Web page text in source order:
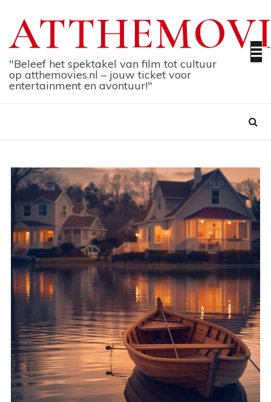
content
"Beleef het spektakel van film tot cultuur
op atthemovies.nl – jouw ticket voor
entertainment en avontuur!"